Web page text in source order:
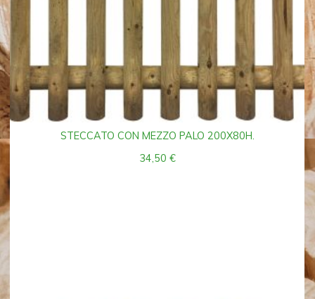
STECCATO CON MEZZO PALO 200X80H.
34,50 €